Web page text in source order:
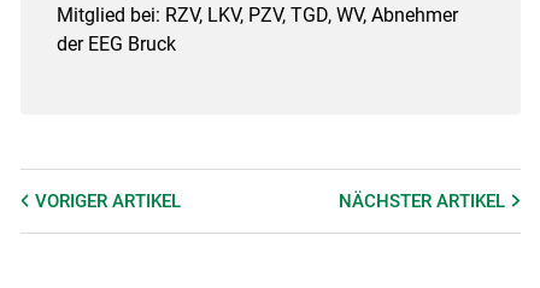
Mitglied bei: RZV, LKV, PZV, TGD, WV, Abnehmer
der EEG Bruck
VORIGER ARTIKEL NÄCHSTERARTIKEL